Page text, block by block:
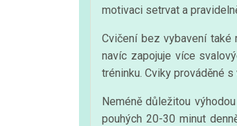
motivaci setrvat a
Cvičení bez vybavení také
navíc zapojuje více
tréninku. Cviky prováděné
Neméně důležitou
pouhých 20-30 minut